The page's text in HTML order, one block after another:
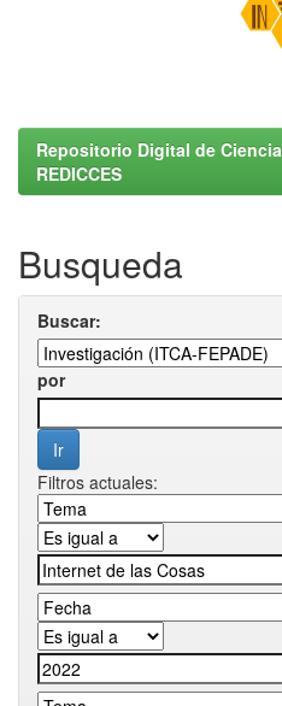
Repositorio Digital de
REDICCES
Busqueda
Buscar:
por
Filtros actuales: